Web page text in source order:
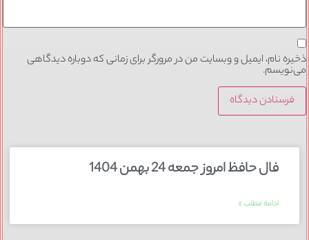
ذخیره نام، ایمیل و وبسایت من در مرورگر برای زمانی که دوباره دیدگاهی
می‌نویسم.
فال حافظ امروز جمعه 24 بهمن 1404
ادامه مطلب »